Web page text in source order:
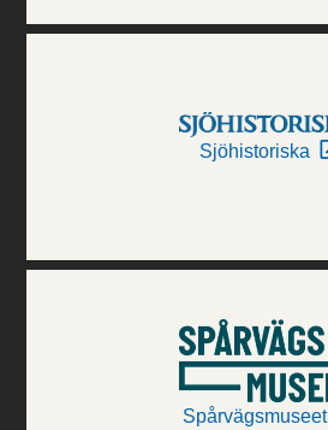
Sjöhistoriska
Spårvägsmuseet